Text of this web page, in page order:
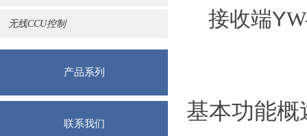
无线CCU控制
产品系列
联系我们
接收端Y
基本功能概